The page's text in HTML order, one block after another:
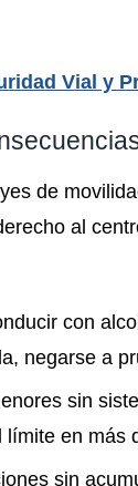
Vial y
de
al
con
negarse a
sin
en más
sin